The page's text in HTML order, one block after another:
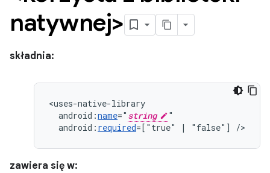
natywnej>
składnia:
android:name=" string
android: required=["true" | "false"] />
zawiera się w: